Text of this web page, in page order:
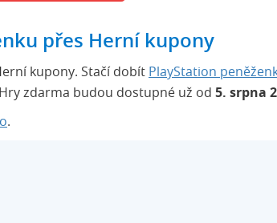
přes Herní kupony
kupony. Stačí dobít PlayStation
zdarma budou dostupné už od 5. srpna
.